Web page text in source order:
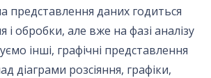
представлення даних годиться
і обробки, але вже на фазі аналізу
інші, графічні представлення
діаграми розcіяння, графіки,